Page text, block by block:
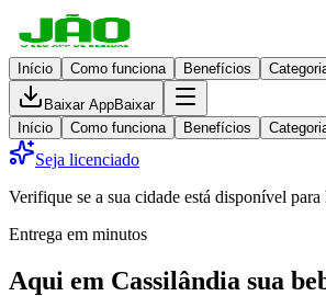
Início Como funciona Benefícios
Baixar AppBaixar
Início
Como funciona Benefícios
Seja licenciado
Verifique se a sua cidade está disponível
Entrega em minutos
Aqui em Cassilândia sua